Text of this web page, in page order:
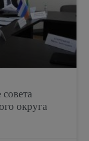
округа